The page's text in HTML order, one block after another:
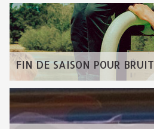
FIN DE SAISON POUR